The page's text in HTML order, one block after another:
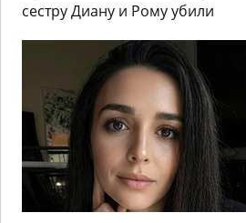
сестру Диану и Рому убили